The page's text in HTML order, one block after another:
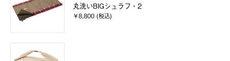
丸洗いBIGシュラフ・2
￥8,800 (税込)